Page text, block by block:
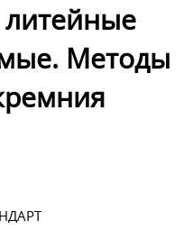
Методы